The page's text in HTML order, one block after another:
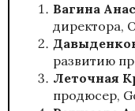
Вагина
директора,
развитию
Леточная
продюсер,